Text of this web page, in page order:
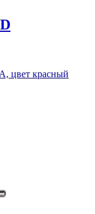
цвет красный